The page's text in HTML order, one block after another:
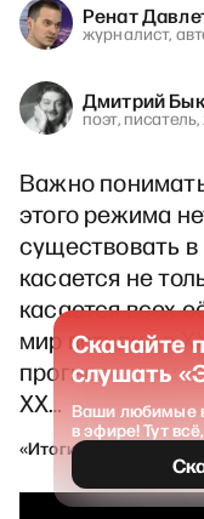
Ренат
журналист,
Дмитрий
поэт,
Важно
этого режима
существовать
касается не
касается всех
мир вступил в
прогнозам,
XX…
«Итоги с Быковым»
Скачайте
слушать
Ваши любимые
в эфире! Тут